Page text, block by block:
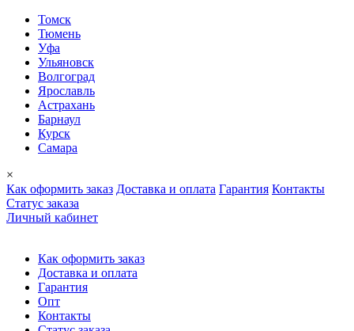
Томск
Тюмень
Уфа
Ульяновск
Волгоград
Ярославль
Астрахань
Барнаул
Курск
Самара
×
Как оформить заказ Доставка и оплата Гарантия Контакты
Cтатус заказа
Личный кабинет
Как оформить заказ
Доставка и оплата
Гарантия
Опт
Контакты